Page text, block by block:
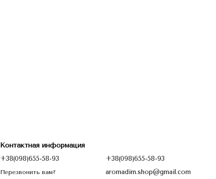
Контактная информация
+38(098)655-58-93
Перезвонить вам?
+38(098)655-58-93
aromadim.shop@gmail.com